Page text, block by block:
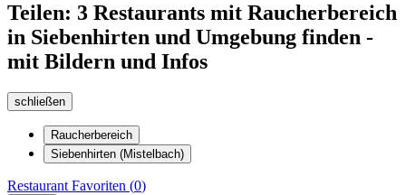
Teilen: 3 Restaurants mit Raucherbereich
in Siebenhirten und Umgebung finden -
mit Bildern und Infos
schließen
Raucherbereich
Siebenhirten (Mistelbach)
Restaurant Favoriten (0)